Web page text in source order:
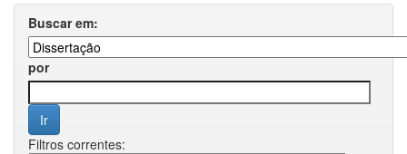
Buscar em:
por
Filtros correntes: